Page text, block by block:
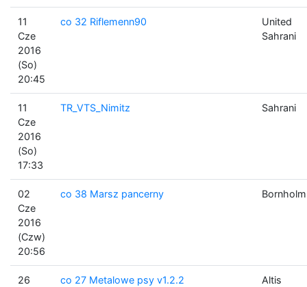
11
Cze
2016
(So)
20:45
co 32 Riflemenn90
United
Sahrani
11
Cze
2016
(So)
17:33
TR_VTS_Nimitz Sahrani
02
Cze
2016
(Czw)
20:56
co 38 Marsz pancerny Bornholm
26
co 27 Metalowe psy v1.2.2 Altis